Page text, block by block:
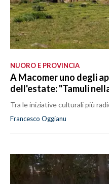
NUORO E PROVINCIA
A Macomer uno degli
dell'estate: "Tamuli
Tra le iniziative culturali più
Francesco Oggianu